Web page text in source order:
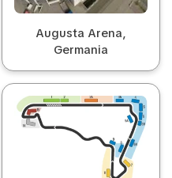
Augusta Arena,
Germania